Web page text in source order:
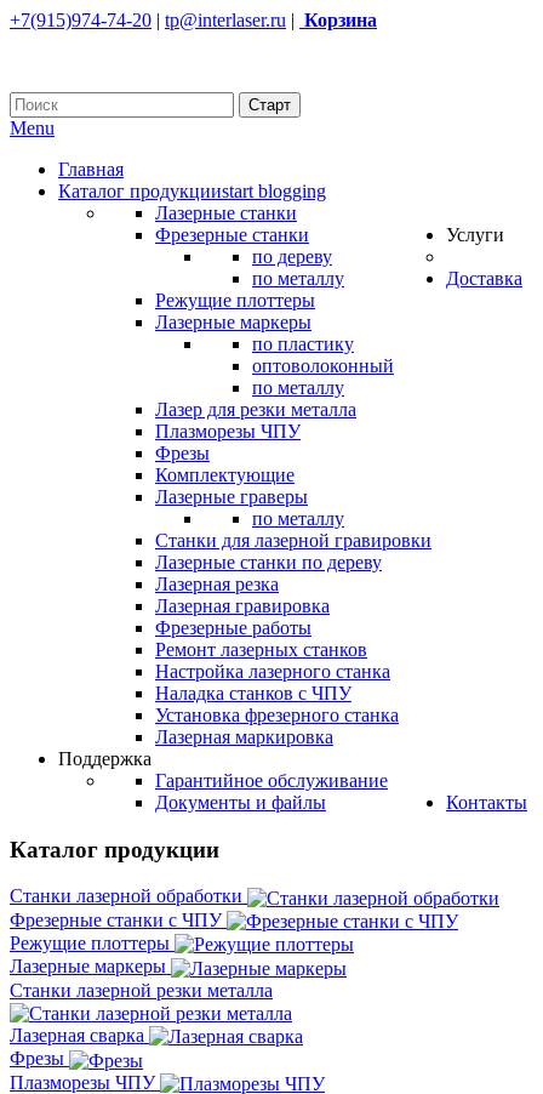
+7(915)974-74-20 | tp@interlaser.ru | Корзина
Menu
Главная
Каталог продукцииstart blogging
Лазерные станки
Фрезерные станки
по дереву
по металлу
Режущие плоттеры
Лазерные маркеры
по пластику
оптоволоконный
по металлу
Лазер для резки металла
Плазморезы ЧПУ
Фрезы
Комплектующие
Лазерные граверы
по металлу
Станки для лазерной гравировки
Лазерные станки по дереву
Услуги
Лазерная резка
Лазерная гравировка
Фрезерные работы
Ремонт лазерных станков
Настройка лазерного станка
Наладка станков с ЧПУ
Установка фрезерного станка
Лазерная маркировка
Доставка
Поддержка
Гарантийное обслуживание
Документы и файлы
Контакты
Каталог продукции
Станки лазерной обработки
Фрезерные станки с ЧПУ
Режущие плоттеры
Лазерные маркеры
Станки лазерной резки металла
Лазерная сварка
Фрезы
Плазморезы ЧПУ